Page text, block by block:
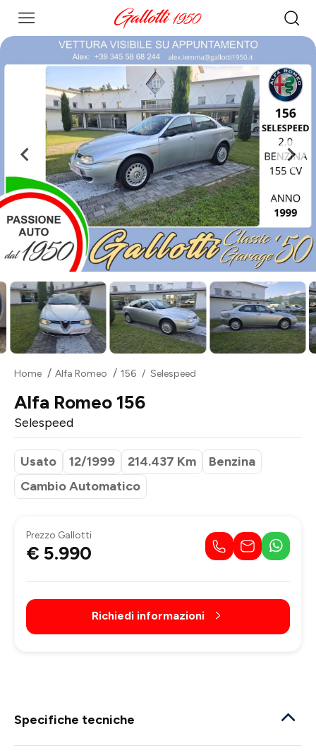
Home Alfa Romeo 156 Selespeed
Alfa Romeo 156
Selespeed
Usato 12/1999 214.437 Km
Benzina
Cambio Automatico
Prezzo Gallotti
€ 5.990
Richiedi informazioni
Specifiche tecniche